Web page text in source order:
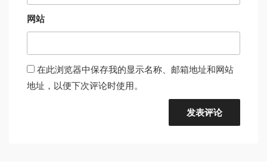
网站
在此浏览器中保存我的显示名称、邮箱地址和网站
地址，以便下次评论时使用。